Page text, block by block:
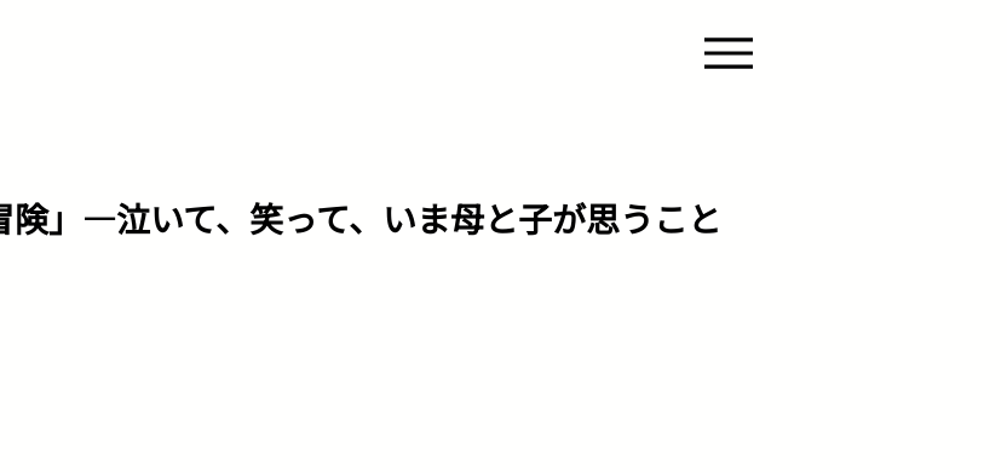
険」―泣いて、笑って、いま母と子が思うこと